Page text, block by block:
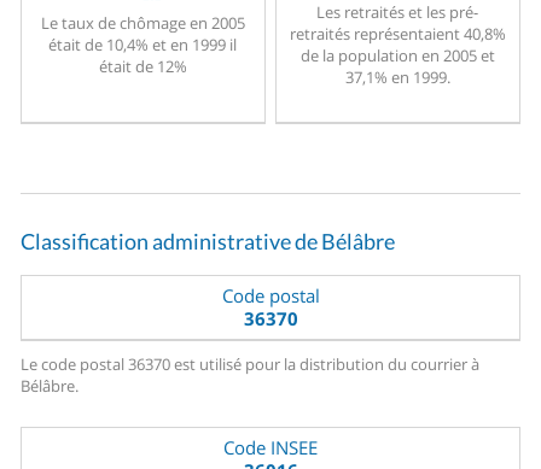
Le taux de chômage en 2005
était de 10,4% et en 1999 il
était de 12%
Les retraités et les pré-
retraités représentaient 40,8%
de la population en 2005 et
37,1% en 1999.
Classification administrative de Bélâbre
Code postal
36370
Le code postal 36370 est utilisé pour la distribution du courrier à
Bélâbre.
Code INSEE